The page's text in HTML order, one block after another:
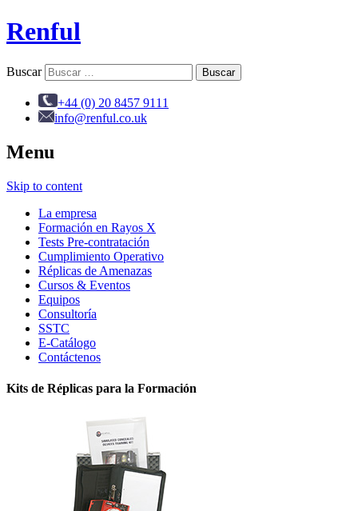
Renful
Buscar
+44 (0) 20 8457 9111
info@renful.co.uk
Menu
Skip to content
La empresa
Formación en Rayos X
Tests Pre-contratación
Cumplimiento Operativo
Réplicas de Amenazas
Cursos & Eventos
Equipos
Consultoría
SSTC
E-Catálogo
Contáctenos
Kits de Réplicas para la Formación